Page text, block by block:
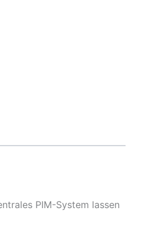
PIM-System lassen